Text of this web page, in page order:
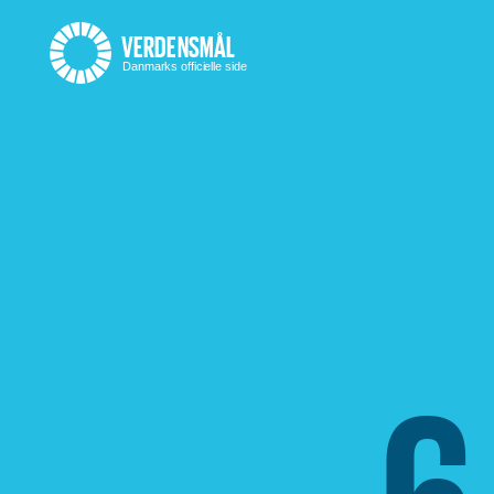
VERDENSMÅL
–
Danmarks officielle side
Menu